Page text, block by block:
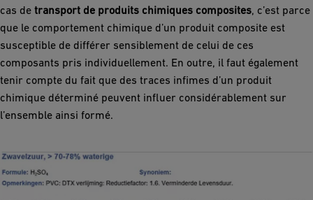
cas de transport de produits chimiques composites, c’est parce
que le comportement chimique d’un produit composite est
susceptible de différer sensiblement de celui de ces
composants pris individuellement. En outre, il faut également
tenir compte du fait que des traces infimes d’un produit
chimique déterminé peuvent influer considérablement sur
l’ensemble ainsi formé.